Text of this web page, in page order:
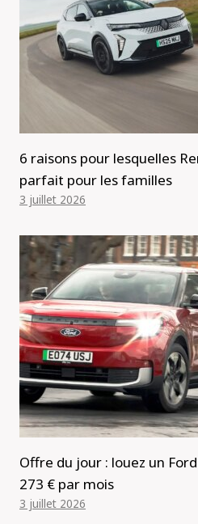
6 raisons pour lesquelles
parfait pour les familles
3 juillet 2026
Offre du jour : louez un
273 € par mois
3 juillet 2026